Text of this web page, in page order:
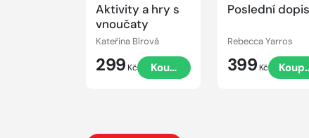
Aktivity a hry s
vnoučaty
Kateřina Bírová
299 Kč Koupit
Poslední dopis
Rebecca Yarros
399 Kč